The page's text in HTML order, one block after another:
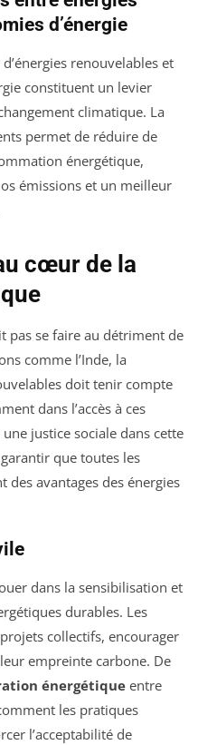
d’énergie
renouvelables et
constituent un levier
climatique. La
permet de réduire de
énergétique,
émissions et un meilleur
cœur de la
pas se faire au détriment de
comme l’Inde, la
doit tenir compte
dans l’accès à ces
justice sociale dans cette
que toutes les
des avantages des énergies
dans la sensibilisation et
durables. Les
collectifs, encourager
empreinte carbone. De
énergétiqueentre
les pratiques
l’acceptabilité de